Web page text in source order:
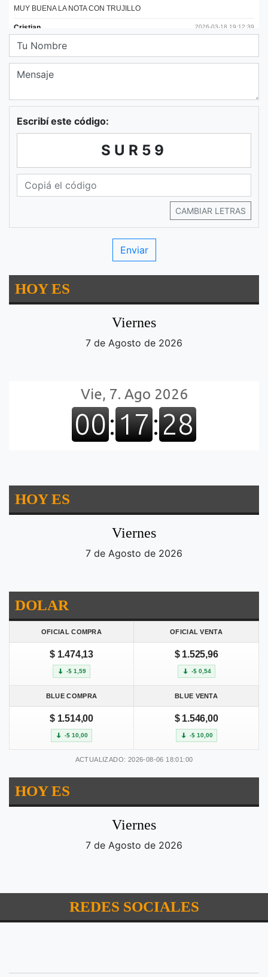
Escribí este código:
SUR59
CAMBIAR LETRAS
HOY ES
Viernes
7 de Agosto de 2026
HOY ES
Viernes
7 de Agosto de 2026
DOLAR
OFICIAL COMPRA OFICIAL VENTA
$ 1.474,13
-$ 1,59
$ 1.525,96
-$ 0,54
BLUE COMPRA BLUE VENTA
$ 1.514,00
-$ 10,00
$ 1.546,00
-$ 10,00
ACTUALIZADO: 2026-08-06 18:01:00
HOY ES
Viernes
7 de Agosto de 2026
REDES SOCIALES